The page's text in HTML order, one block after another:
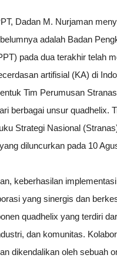
Dadan M. Nurjaman
adalah Badan
pada dua terakhir telah
artifisial (KA) di
Tim Perumusan
berbagai unsur quadhelix.
Strategi Nasional
diluncurkan pada 10
keberhasilan
yang sinergis dan
quadhelix yang terdiri
dan komunitas.
dikendalikan oleh sebuah